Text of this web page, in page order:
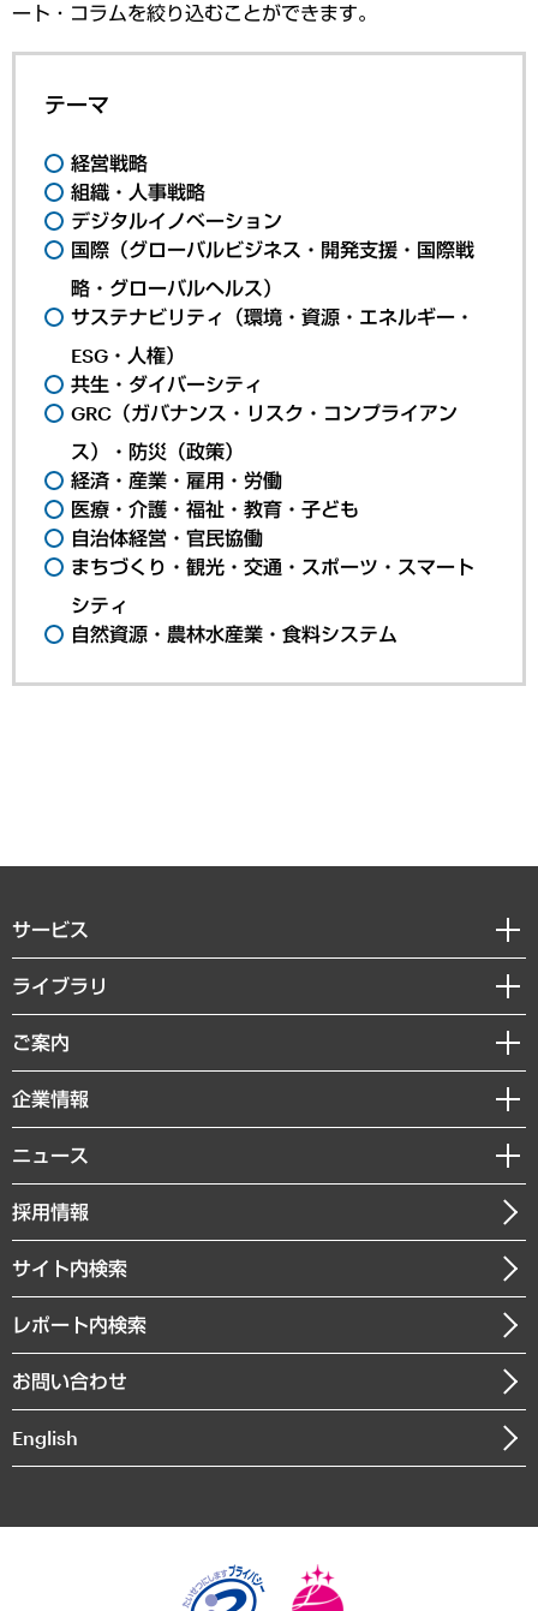
ート・コラムを絞り込むことができます。
テーマ
経営戦略
組織・人事戦略
デジタルイノベーション
国際（グローバルビジネス・開発支援・国際戦
略・グローバルヘルス）
サステナビリティ（環境・資源・エネルギー・
ESG・人権）
共生・ダイバーシティ
GRC（ガバナンス・リスク・コンプライアン
ス）・防災（政策）
経済・産業・雇用・労働
医療・介護・福祉・教育・子ども
自治体経営・官民協働
まちづくり・観光・交通・スポーツ・スマート
シティ
自然資源・農林水産業・食料システム
サービス
経営戦略
組織・人事戦略
デジタルイノベーション
共生・ダイバーシティ
GRC（ガバナンス・リスク・コンプライアンス）・防災（政策）
経済・産業・雇用・労働
まちづくり・観光・交通・スポーツ・スマートシティ
自然資源・農林水産業・食料システム
ライブラリ
経済調査
レポート
コラム
経営用語集
受託・受注実績（官公庁関連）
メディア掲載・出演
ご案内
セミナー・イベント情報
MUFGビジネスセミナー
受託案件情報
企業情報
私たちの想い
社長メッセージ
会社概要
沿革
組織図・本部部室紹介
インドネシア現地法人
個人情報保護方針
ニュース
ニュースリリース
お知らせ
採用情報
サイト内検索
レポート内検索
お問い合わせ
English